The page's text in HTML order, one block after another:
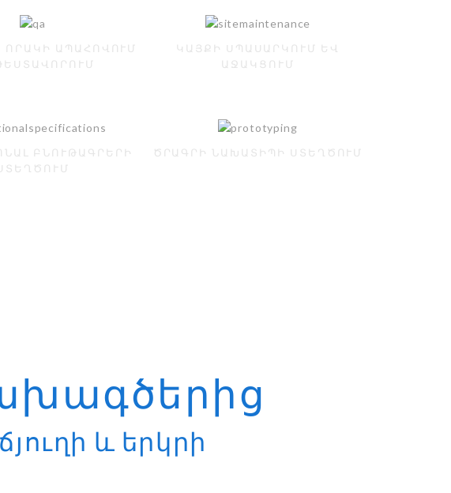
ՈՐԱԿԻ ԱՊԱՀՈՎՈՒՄ
ԿԱՅՔԻ ՍՊԱՍԱՐԿՈՒՄ ԵՎ
ԱՋԱԿՑՈՒՄ
ԲՆՈՒԹԱԳՐԵՐԻ
ԾՐԱԳՐԻ ՆԱԽԱՏԻՊԻ ՍՏԵՂԾՈՒՄ
և երկրի